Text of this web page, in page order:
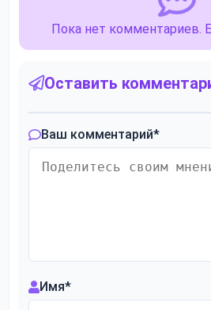
Пока нет комментариев.
Оставить
Ваш комментарий*
Имя*